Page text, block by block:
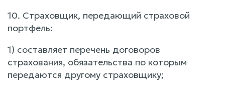
10. Страховщик, передающий страховой
портфель:
1) составляет перечень договоров
страхования, обязательства по которым
передаются другому страховщику;